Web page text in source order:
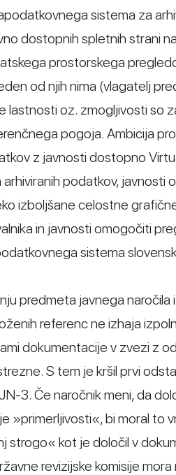
sistema za
dostopnih spletnih strani
prostorskega
od njih nima (vlagatelj
lastnosti oz. zmogljivosti so
pogoja. Ambicija
z javnosti dostopno
podatkov,
izboljšane celostne
in javnosti omogočiti
sistema
predmeta javnega naročila
referenc ne izhaja
dokumentacije v zvezi z
S tem je kršil prvi
3. Če naročnik meni, da
»primerljivosti«, bi moral to
strogo« kot je določil v
revizijske komisije